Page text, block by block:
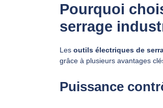
Pourquoi
serrage
Les outils électriques de
grâce à plusieurs avantages
Puissance